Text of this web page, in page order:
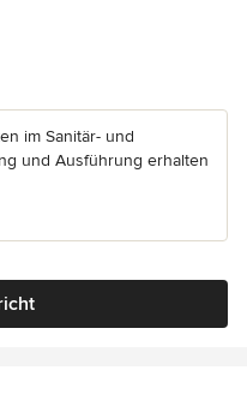
5 Sternen
im Sanitär- und
und Ausführung erhalten